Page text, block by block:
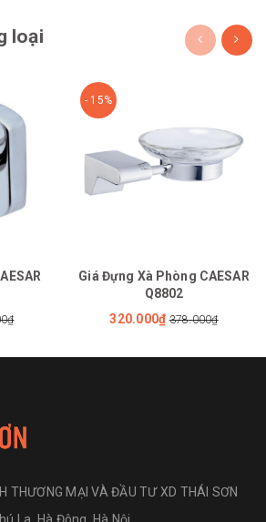
loại
- 15%
Giá Đựng Xà Phòng CAESAR
Q8802
320.000₫ 378.000₫
THƯƠNG MẠI VÀ ĐẦU TƯ XD THÁI SƠN
La, Hà Đông, Hà Nội